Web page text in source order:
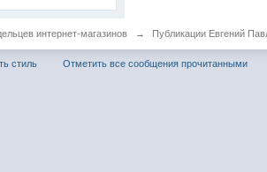
интернет-магазинов → Публикации Евгений
стиль Отметить все сообщения прочитанными